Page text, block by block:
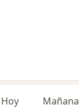
Hoy Mañana